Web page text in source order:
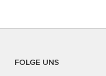
FOLGE UNS